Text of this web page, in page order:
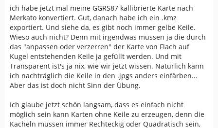
ich habe jetzt mal meine GGRS87 kallibrierte Karte nach
Merkato konvertiert. Gut, danach habe ich ein .kmz
exportiert. Und siehe da, es gibt noch immer gelbe Keile.
Wieso auch nicht? Denn mit irgendwas müssen ja die durch
das "anpassen oder verzerren" der Karte von Flach auf
Kugel entstehenden Keile ja gefüllt werden. Und mit
Transparent ist's ja nix, wie wir jetzt wissen. Natürlich kann
ich nachträglich die Keile in den .jpgs anders einfärben...
Aber das ist doch nicht Sinn der Übung.
Ich glaube jetzt schön langsam, dass es einfach nicht
möglich sein kann Karten ohne Keile zu erzeugen, denn die
Kacheln müssen immer Rechteckig oder Quadratisch sein,